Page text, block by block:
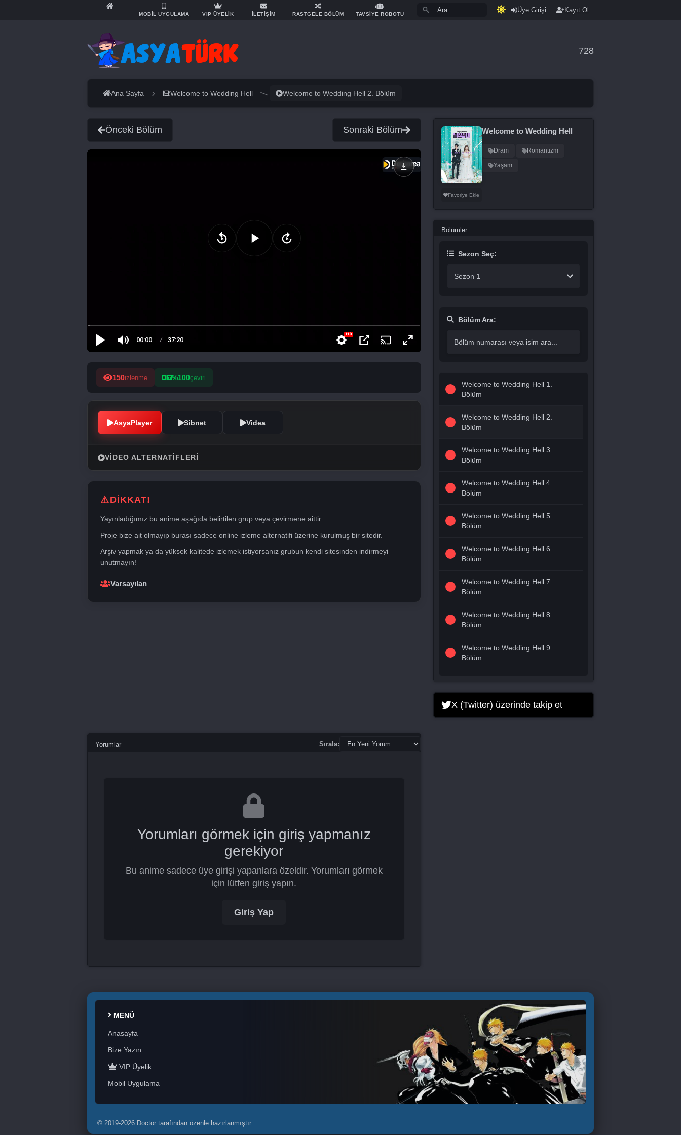
MOBİL UYGULAMA VIP ÜYELİK İLETİŞİM RASTGELE BÖLÜM TAVSİYE ROBOTU
Üye Girişi Kayıt Ol
728
Ana Sayfa Welcome to Wedding Hell Welcome to Wedding Hell 2. Bölüm
Önceki Bölüm Sonraki Bölüm
150izlenme %100çeviri
AsyaPlayer Sibnet Videa
VIDEO ALTERNATIFLERI
DİKKAT!
Yayınladığımız bu anime aşağıda belirtilen grup veya çevirmene aittir.
Proje bize ait olmayıp burası sadece online izleme alternatifi üzerine kurulmuş bir sitedir.
Arşiv yapmak ya da yüksek kalitede izlemek istiyorsanız grubun kendi sitesinden indirmeyi
unutmayın!
Varsayılan
Favoriye Ekle
Welcome to Wedding Hell
Dram Romantizm
Yaşam
Bölümler
Sezon Seç:
Sezon 1
Bölüm Ara:
Welcome to Wedding Hell 1.
Bölüm
Welcome to Wedding Hell 2.
Bölüm
Welcome to Wedding Hell 3.
Bölüm
Welcome to Wedding Hell 4.
Bölüm
Welcome to Wedding Hell 5.
Bölüm
Welcome to Wedding Hell 6.
Bölüm
Welcome to Wedding Hell 7.
Bölüm
Welcome to Wedding Hell 8.
Bölüm
Welcome to Wedding Hell 9.
Bölüm
Bölüm
X (Twitter) üzerinde takip et
Yorumlar Sırala:
Yorumları görmek için giriş yapmanız
gerekiyor
Bu anime sadece üye girişi yapanlara özeldir. Yorumları görmek
için lütfen giriş yapın.
Giriş Yap
MENÜ
Anasayfa
Bize Yazın
VIP Üyelik
Mobil Uygulama
© 2019-2026 Doctor tarafından özenle hazırlanmıştır.